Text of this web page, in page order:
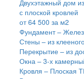
Двухэтажный дом
с плоской кровлей
от64 500 за м2
Фундамент –
Стены – из
Перекрытие – из
Окна – 3-х
Кровля – Плоская